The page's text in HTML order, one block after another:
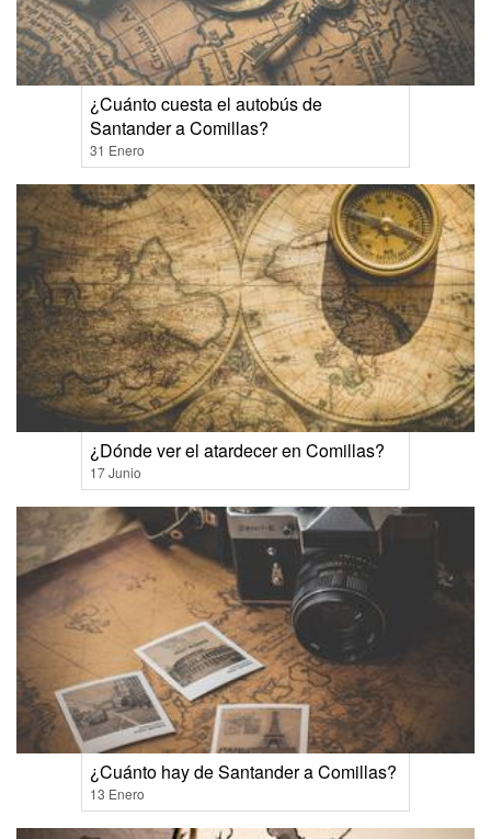
¿Cuánto cuesta el autobús de
Santander a Comillas?
31 Enero
¿Dónde ver el atardecer en Comillas?
17 Junio
¿Cuánto hay de Santander a Comillas?
13 Enero